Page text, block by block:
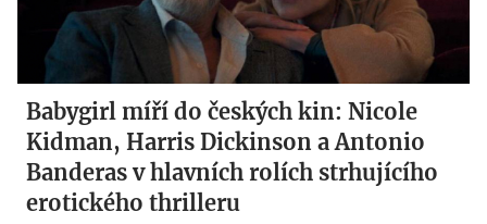
Babygirl míří do českých kin: Nicole
Kidman, Harris Dickinson a Antonio
Banderas v hlavních rolích strhujícího
erotického thrilleru